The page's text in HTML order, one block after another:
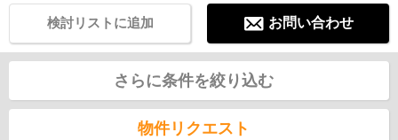
お問い合わせ
検討リストに追加
さらに条件を絞り込む
物件リクエスト